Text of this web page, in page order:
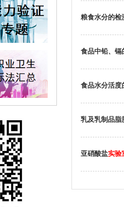
粮食水分的检
食品中铅、镉
食品水分活度
乳及乳制品脂
亚硝酸盐实验